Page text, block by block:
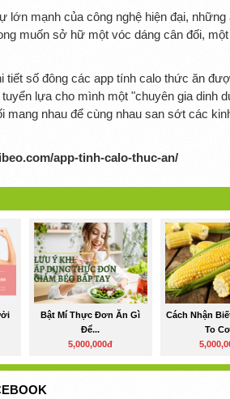
lớn mạnh của công nghệ hiện đại,
muốn sở hữ một vóc dáng cân đối,
tiết số đông các app tính calo thức ăn
lựa cho mình một "chuyên gia dinh
mang nhau để cùng nhau san sớt các
app-tinh-calo-thuc-an/
Bật Mí Thực Đơn Ăn Gì
Để...
5,000,000đ
Cách Nhận
To